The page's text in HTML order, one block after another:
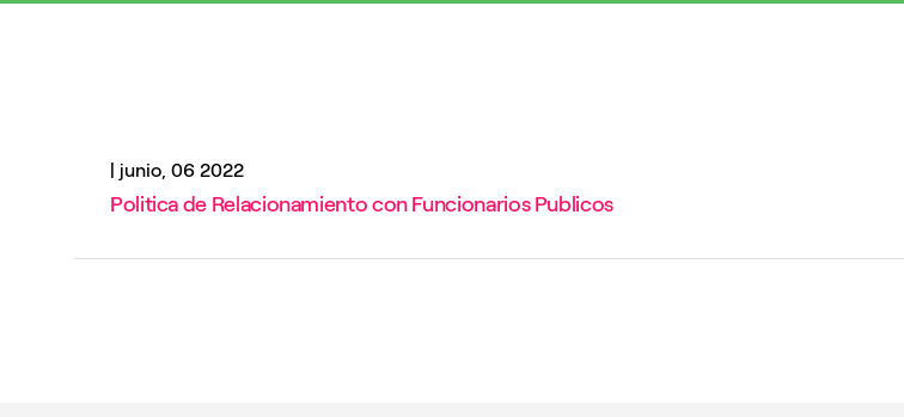
| junio, 06 2022
Politica de Relacionamiento con Funcionarios Publicos